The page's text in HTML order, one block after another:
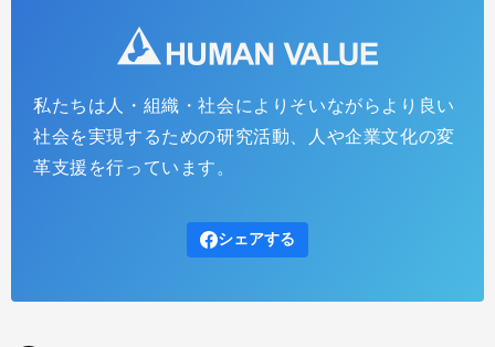
「株主vs社員」を超える鍵：『GROW THE PIE』が
示す成長投資の道筋 ~ 人への投資をパイの拡大に繋
げる3つの原則 ~
主任研究員 霜山 元 「株主還元の拡大」と「従業員への還元」は、し
私たちは人・組織・社会によりそいながらより良い
社会を実現するための研究活動、人や企業文化の変
革支援を行っています。
シェアする